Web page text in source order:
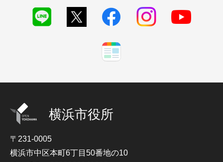
横浜市役所
〒231-0005
横浜市中区本町6丁目50番地の10